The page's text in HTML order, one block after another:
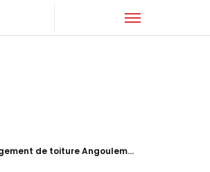
de toiture Angoulem...